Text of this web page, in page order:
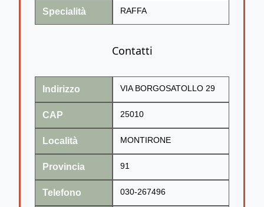
Specialità RAFFA
Contatti
Indirizzo VIA BORGOSATOLLO 29
CAP 25010
Località MONTIRONE
Provincia 91
Telefono 030-267496